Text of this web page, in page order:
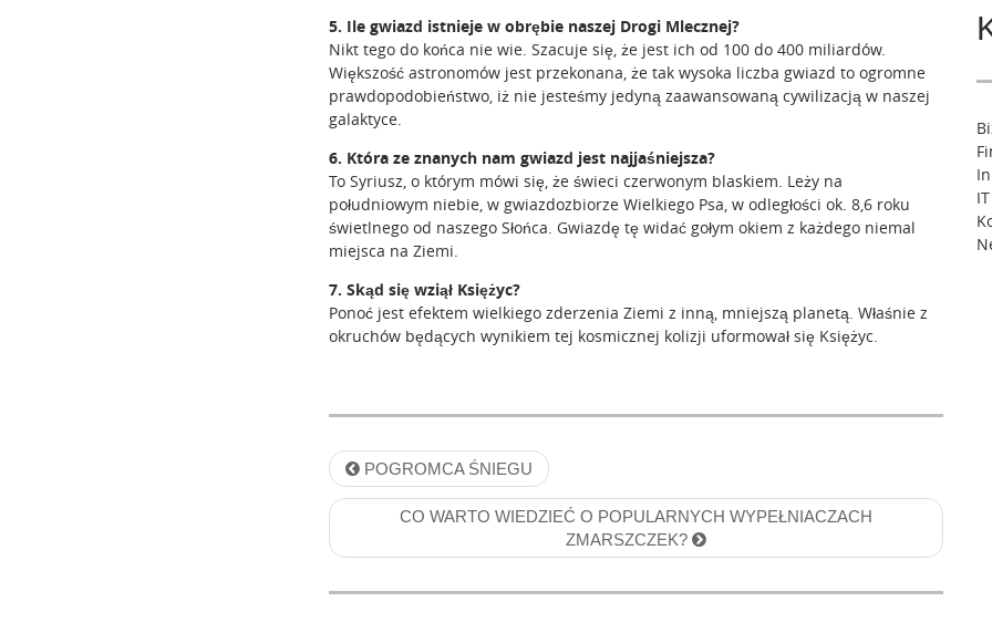
5. Ile gwiazd istnieje w obrębie naszej Drogi Mlecznej?
Nikt tego do końca nie wie. Szacuje się, że jest ich od 100 do 400 miliardów.
Większość astronomów jest przekonana, że tak wysoka liczba gwiazd to ogromne
prawdopodobieństwo, iż nie jesteśmy jedyną zaawansowaną cywilizacją w naszej
galaktyce.
6. Która ze znanych nam gwiazd jest najjaśniejsza?
To Syriusz, o którym mówi się, że świeci czerwonym blaskiem. Leży na
południowym niebie, w gwiazdozbiorze Wielkiego Psa, w odległości ok. 8,6 roku
świetlnego od naszego Słońca. Gwiazdę tę widać gołym okiem z każdego niemal
miejsca na Ziemi.
7. Skąd się wziął Księżyc?
Ponoć jest efektem wielkiego zderzenia Ziemi z inną, mniejszą planetą. Właśnie z
okruchów będących wynikiem tej kosmicznej kolizji uformował się Księżyc.
P
o
s
POGROMCA ŚNIEGU
CO WARTO WIEDZIEĆ O POPULARNYCH WYPEŁNIACZACH
ZMARSZCZEK?
IT